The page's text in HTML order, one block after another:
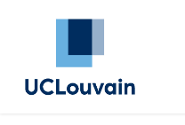
Se rendre au contenu